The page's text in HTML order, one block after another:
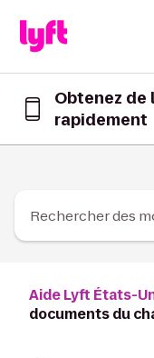
Obtenez de
rapidement
Rechercher des
Aide Lyft États-
documents du